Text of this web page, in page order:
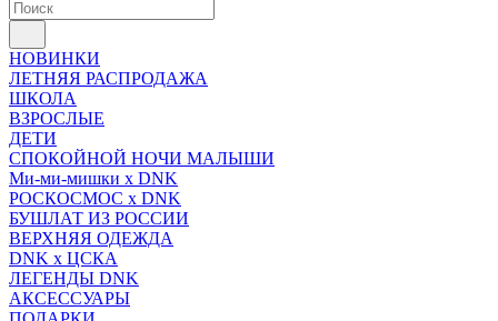
НОВИНКИ
ЛЕТНЯЯ РАСПРОДАЖА
ШКОЛА
ВЗРОСЛЫЕ
ДЕТИ
СПОКОЙНОЙ НОЧИ МАЛЫШИ
Ми-ми-мишки x DNK
РОСКОСМОС x DNK
БУШЛАТ ИЗ РОССИИ
ВЕРХНЯЯ ОДЕЖДА
DNK x ЦСКА
ЛЕГЕНДЫ DNK
АКСЕССУАРЫ